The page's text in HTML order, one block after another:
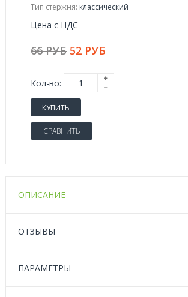
Тип стержня: классический
Цена с НДС
66 РУБ 52 РУБ
Кол-во:
КУПИТЬ
СРАВНИТЬ
ОПИСАНИЕ
ОТЗЫВЫ
ПАРАМЕТРЫ